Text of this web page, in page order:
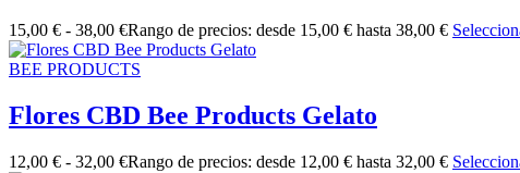
15,00 € - 38,00 €Rango de precios: desde 15,00 € hasta 38,00 €
BEE PRODUCTS
Flores CBD Bee Products Gelato
12,00 € - 32,00 €Rango de precios: desde 12,00 € hasta 32,00 €